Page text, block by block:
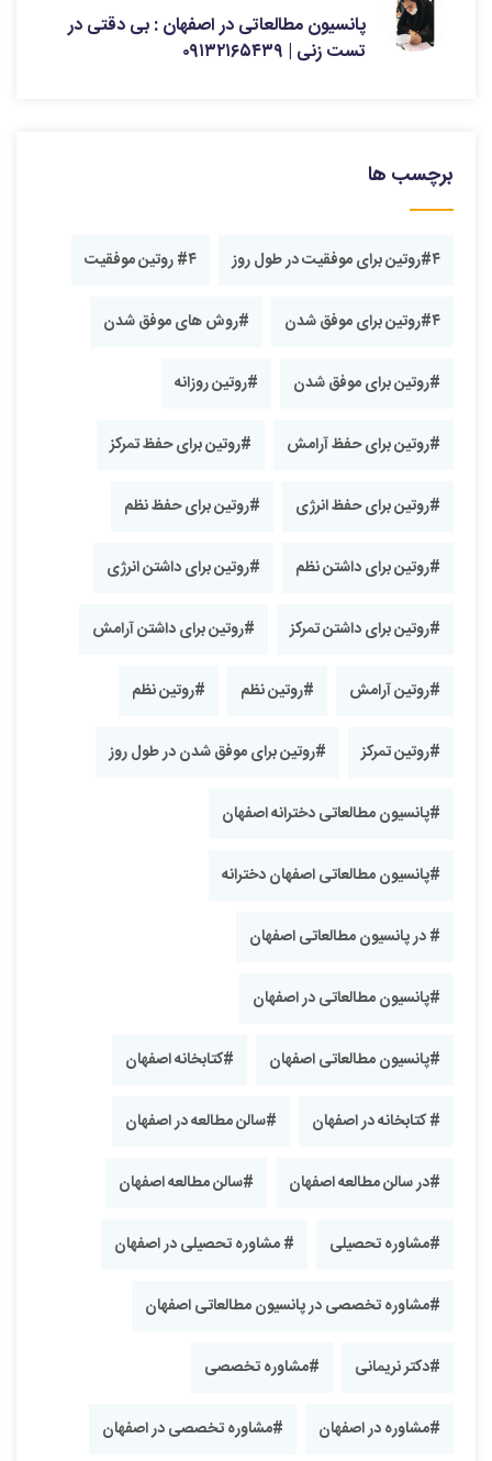
پانسیون مطالعاتی در اصفهان : بی دقتی در
تست زنی | ۰۹۱۳۲۱۶۵۴۳۹
برچسب ها
#۴روتین برای موفقیت در طول روز #۴ روتین موفقیت
#۴روتین برای موفق شدن #روش های موفق شدن
#روتین برای موفق شدن #روتین روزانه
#روتین برای حفظ آرامش #روتین برای حفظ تمرکز
#روتین برای حفظ انرژی #روتین برای حفظ نظم
#روتین برای داشتن نظم #روتین برای داشتن انرژی
#روتین برای داشتن تمرکز #روتین برای داشتن آرامش
#روتین آرامش #روتین نظم #روتین نظم
#روتین تمرکز #روتین برای موفق شدن در طول روز
#پانسیون مطالعاتی دخترانه اصفهان
#پانسیون مطالعاتی اصفهان دخترانه
# در پانسیون مطالعاتی اصفهان
#پانسیون مطالعاتی در اصفهان
#پانسیون مطالعاتی اصفهان #کتابخانه اصفهان
# کتابخانه در اصفهان #سالن مطالعه در اصفهان
#در سالن مطالعه اصفهان #سالن مطالعه اصفهان
#مشاوره تحصیلی # مشاوره تحصیلی در اصفهان
#مشاوره تخصصی در پانسیون مطالعاتی اصفهان
#دکتر نریمانی #مشاوره تخصصی
#مشاوره در اصفهان #مشاوره تخصصی در اصفهان